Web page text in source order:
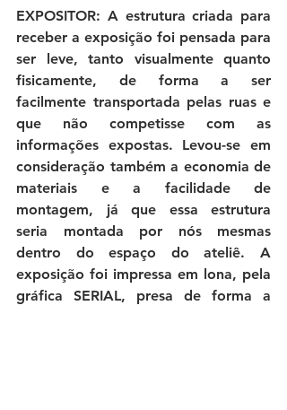
EXPOSITOR: A estrutura criada para
receber a exposição foi pensada para
ser leve, tanto visualmente quanto
fisicamente, de forma a ser
facilmente transportada pelas ruas e
que não competisse com as
informações expostas. Levou-se em
consideração também a economia de
materiais e a facilidade de
montagem, já que essa estrutura
seria montada por nós mesmas
dentro do espaço do ateliê. A
exposição foi impressa em lona, pela
gráfica SERIAL, presa de forma a